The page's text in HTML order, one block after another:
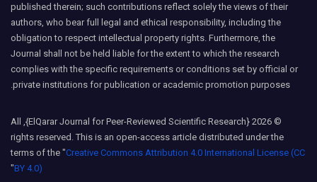
published therein; such contributions reflect solely the views of their
authors, who bear full legal and ethical responsibility, including the
obligation to respect intellectual property rights. Furthermore, the
Journal shall not be held liable for the extent to which the research
complies with the specific requirements or conditions set by official or
private institutions for publication or academic promotion purposes.
© 2026 {ElQarar Journal for Peer-Reviewed Scientific Research}, All
rights reserved. This is an open-access article distributed under the
terms of the "Creative Commons Attribution 4.0 International License (CC
BY 4.0)
"